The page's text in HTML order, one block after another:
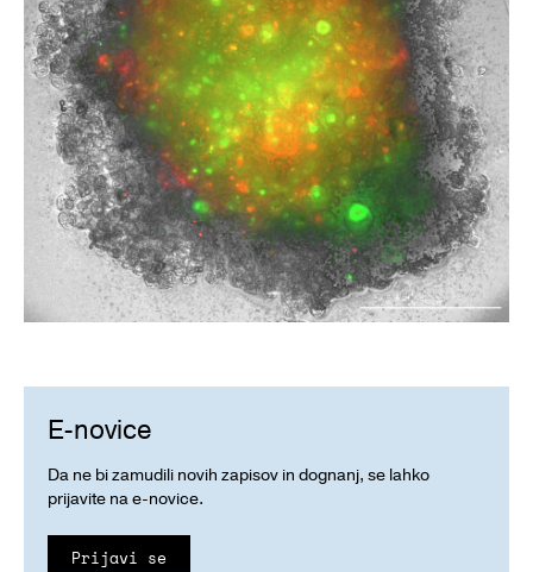
E-novice
Da ne bi zamudili novih zapisov in dognanj, se lahko
prijavite na e-novice.
Prijavi se